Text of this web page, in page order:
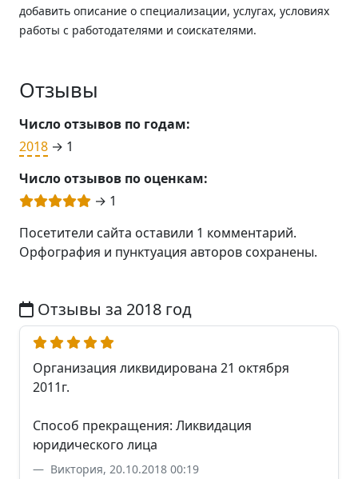
добавить описание о специализации, услугах, условиях
работы с работодателями и соискателями.
Отзывы
Число отзывов по годам:
2018 → 1
Число отзывов по оценкам:
→ 1
Посетители сайта оставили 1 комментарий.
Орфография и пунктуация авторов сохранены.
Отзывы за 2018 год
Организация ликвидирована 21 октября
2011г.
Способ прекращения: Ликвидация
юридического лица
Виктория, 20.10.2018 00:19